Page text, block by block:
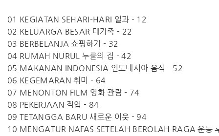
01 KEGIATAN SEHARI-HARI 일과 - 12
02 KELUARGA BESAR 대가족 - 22
03 BERBELANJA 쇼핑하기 - 32
04 RUMAH NURUL 누룰의 집 - 42
05 MAKANAN INDONESIA 인도네시아 음식 - 52
06 KEGEMARAN 취미 - 64
07 MENONTON FILM 영화 관람 - 74
08 PEKERJAAN 직업 - 84
09 TETANGGA BARU 새로운 이웃 - 94
10 MENGATUR NAFAS SETELAH BEROLAH RAGA 운동